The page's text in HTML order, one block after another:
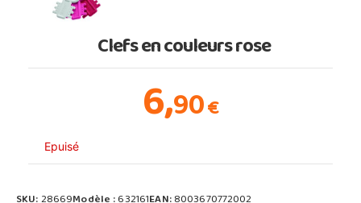
Clefs en couleurs rose
6,90€
Epuisé